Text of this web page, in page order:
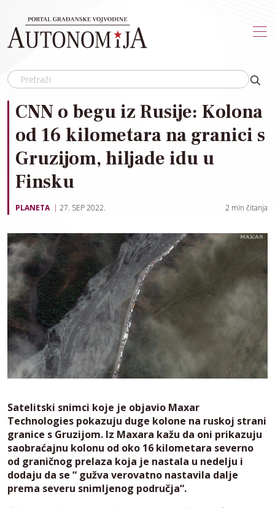
CNN o begu iz Rusije: Kolona
od 16 kilometara na granici s
Gruzijom, hiljade idu u
Finsku
PLANETA 27. SEP 2022. 2 min čitanja
Satelitski snimci koje je objavio Maxar
Technologies pokazuju duge kolone na ruskoj strani
granice s Gruzijom. Iz Maxara kažu da oni prikazuju
saobraćajnu kolonu od oko 16 kilometara severno
od graničnog prelaza koja je nastala u nedelju i
dodaju da se “ gužva verovatno nastavila dalje
prema severu snimljenog područja“.